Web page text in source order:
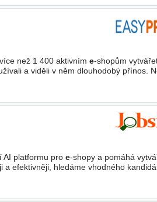
než 1 400 aktivním e-shopům
a viděli v něm dlouhodobý přínos.
AI platformu pro e-shopy a pomáhá
efektivněji, hledáme vhodného